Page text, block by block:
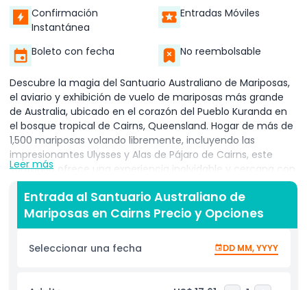
Confirmación
Instantánea
Entradas Móviles
Boleto con fecha No reembolsable
Descubre la magia del Santuario Australiano de Mariposas,
el aviario y exhibición de vuelo de mariposas más grande
de Australia, ubicado en el corazón del Pueblo Kuranda en
el bosque tropical de Cairns, Queensland. Hogar de más de
1,500 mariposas volando libremente, incluyendo las
impresionantes Ulysses y Alas de Pájaro de Cairns, este
santuario ofrece una experiencia inolvidable y cercana con
especies de mariposas nativas en su hábitat natural. Pasea
por jardines exuberantes y cuidados repletos de mariposas
vibrantes, y aprende sobre su ciclo de vida completo desde
huevos y orugas hasta crisálidas y mariposas
completamente formadas. Disfruta de tours guiados y
charlas informativas por parte de un personal apasionado
las mariposas, la conservación y el papel importante del
Leer más
Entrada al Santuario Australiano de
Mariposas en Cairns Precio y Opciones
Seleccionar una fecha DD MM, YYYY